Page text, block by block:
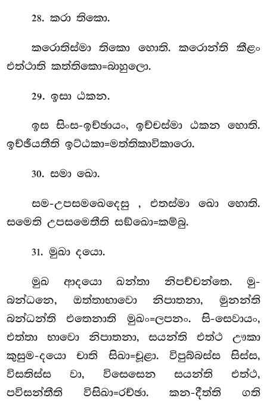
28. කරා තිකො.
කරොතිස්මා තිකො හොති. කරොන්ති කීළං
එත්ථාති කත්තිකො=බාහුලො.
29. ඉසා ඨකන.
ඉස සිංස-ඉච්ඡායං, ඉච්චස්මා ඨකන හොති.
ඉච්ඡීයතීති ඉට්ඨකා=මත්තිකාවිකාරො.
30. සමා ඛො.
සම-උපසමඛෙදෙසු , එතස්මා ඛො හොති.
සමෙති උපසමෙතීති සඞ්ඛො=කම්බු.
31. මුඛා දයො.
මුඛ ආදයො ඛන්තා නිපච්චන්තෙ. මු-
බන්ධනෙ, ඔත්තාභාවො නිපාතනා, මුනන්ති
බන්ධන්ති එතෙනාති මුඛං=ලපනං. සි-සෙවායං,
එත්තා භාවො නිපාතනා, සයන්ති එත්ථ ඌකා
කුසුම-දයො චාති සිඛා=චූළා. විපුබ්බස්ස සිස්ස,
විසතිස්ස වා, විසෙසෙන සයන්ති එත්ථ,
පවිසන්තීති විසිඛා=රච්ඡා. කන-දීත්ති ගති